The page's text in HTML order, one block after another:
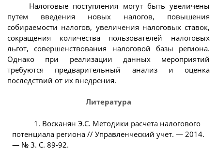
Налоговые поступления могут быть увеличены
путем введения новых налогов, повышения
собираемости налогов, увеличения налоговых ставок,
сокращения количества пользователей налоговых
льгот, совершенствования налоговой базы региона.
Однако при реализации данных мероприятий
требуются предварительный анализ и оценка
последствий от их внедрения.
Литература
1. Восканян Э.С. Методики расчета налогового
потенциала региона // Управленческий учет. — 2014.
— № 3. C. 89-92.